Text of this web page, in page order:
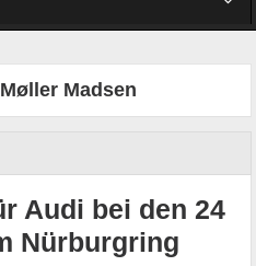
Madsen
Audi bei den 24
Nürburgring